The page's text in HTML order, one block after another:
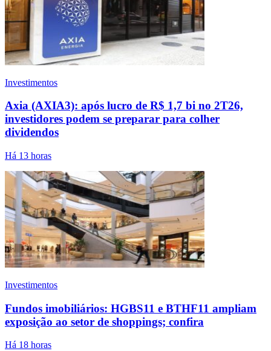
Investimentos
Axia (AXIA3): após lucro de R$ 1,7 bi no 2T26,
investidores podem se preparar para colher
dividendos
Há 13 horas
Investimentos
Fundos imobiliários: HGBS11 e BTHF11 ampliam
exposição ao setor de shoppings; confira
Há 18 horas